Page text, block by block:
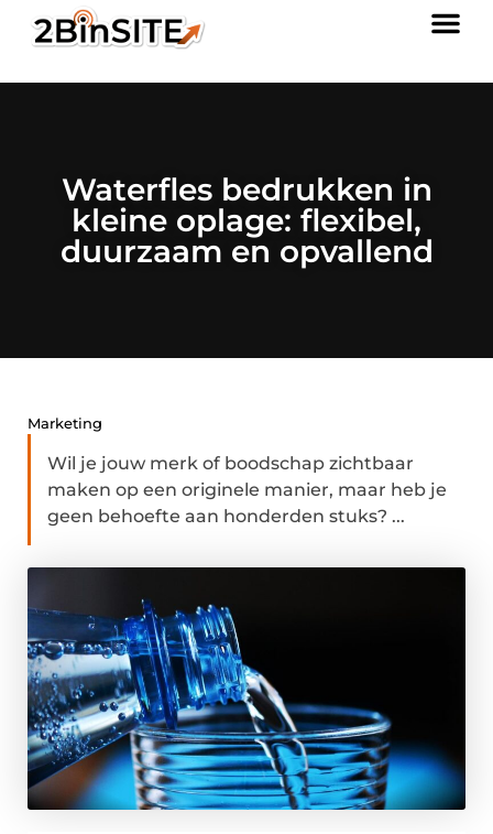
Waterfles bedrukken in
kleine oplage: flexibel,
duurzaam en opvallend
Marketing
Wil je jouw merk of boodschap zichtbaar
maken op een originele manier, maar heb je
geen behoefte aan honderden stuks? ...